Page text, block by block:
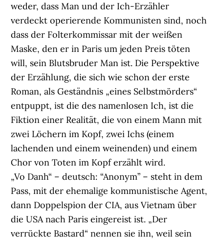
weder, dass Man und der Ich-Erzähler
verdeckt operierende Kommunisten sind, noch
dass der Folterkommissar mit der weißen
Maske, den er in Paris um jeden Preis töten
will, sein Blutsbruder Man ist. Die Perspektive
der Erzählung, die sich wie schon der erste
Roman, als Geständnis „eines Selbstmörders“
entpuppt, ist die des namenlosen Ich, ist die
Fiktion einer Realität, die von einem Mann mit
zwei Löchern im Kopf, zwei Ichs (einem
lachenden und einem weinenden) und einem
Chor von Toten im Kopf erzählt wird.
„Vo Danh“ – deutsch: “Anonym” – steht in dem
Pass, mit der ehemalige kommunistische Agent,
dann Doppelspion der CIA, aus Vietnam über
die USA nach Paris eingereist ist. „Der
verrückte Bastard“ nennen sie ihn, weil sein